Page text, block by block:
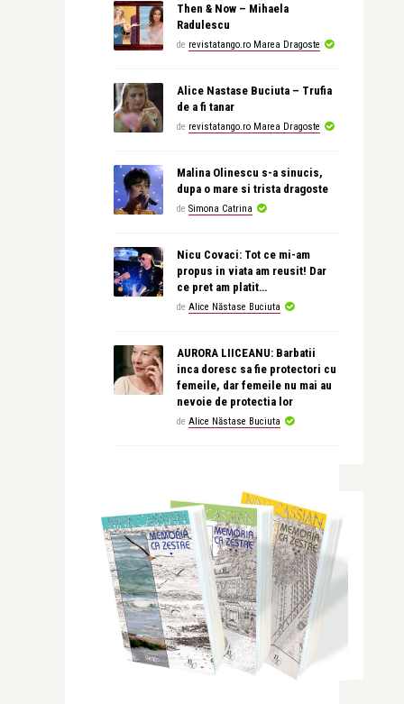
Then & Now – Mihaela
Radulescu
de revistatango.ro Marea Dragoste
Alice Nastase Buciuta – Trufia
de a fi tanar
de revistatango.ro Marea Dragoste
Malina Olinescu s-a sinucis,
dupa o mare si trista dragoste
de Simona Catrina
Nicu Covaci: Tot ce mi-am
propus in viata am reusit! Dar
ce pret am platit…
de Alice Năstase Buciuta
AURORA LIICEANU: Barbatii
inca doresc sa fie protectori cu
femeile, dar femeile nu mai au
nevoie de protectia lor
de Alice Năstase Buciuta